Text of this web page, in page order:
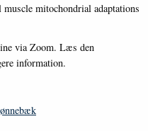
mitochondrial adaptations
via Zoom. Læs den
information.